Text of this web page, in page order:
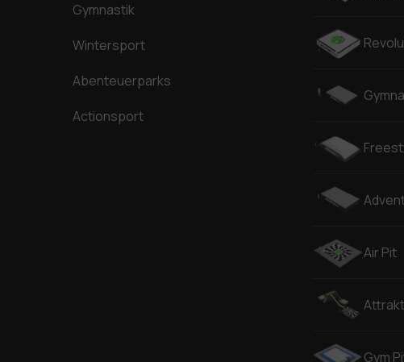
Gymnastik
Wintersport
Abenteuerparks
Actionsport
Air Pit
Gym